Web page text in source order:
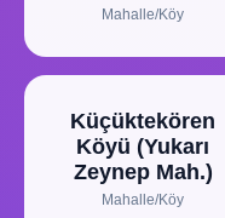
Mahalle/Köy
Küçüktekören
Köyü (Yukarı
Zeynep Mah.)
Mahalle/Köy